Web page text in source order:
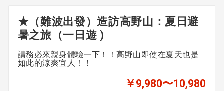
★（難波出發）造訪高野山：夏日避
暑之旅（一日遊 )
請務必來親身體驗一下！！高野山即使在夏天也是
如此的涼爽宜人！！
￥9,980〜10,980